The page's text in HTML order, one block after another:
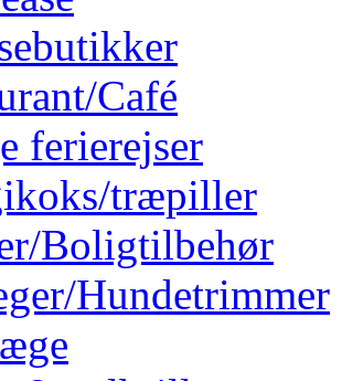
Café
ferierejser
træpiller
Boligtilbehør
Hundetrimmer